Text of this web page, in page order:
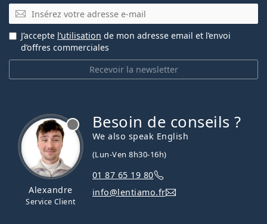
E-mail
Recevoir la newsletter
J’accepte l’utilisation de mon adresse email et l’envoi
d’offres commerciales
Alexandre
Service Client
Besoin de conseils ?
We also speak English
(Lun-Ven 8h30-16h)
01 87 65 19 80
info@lentiamo.fr